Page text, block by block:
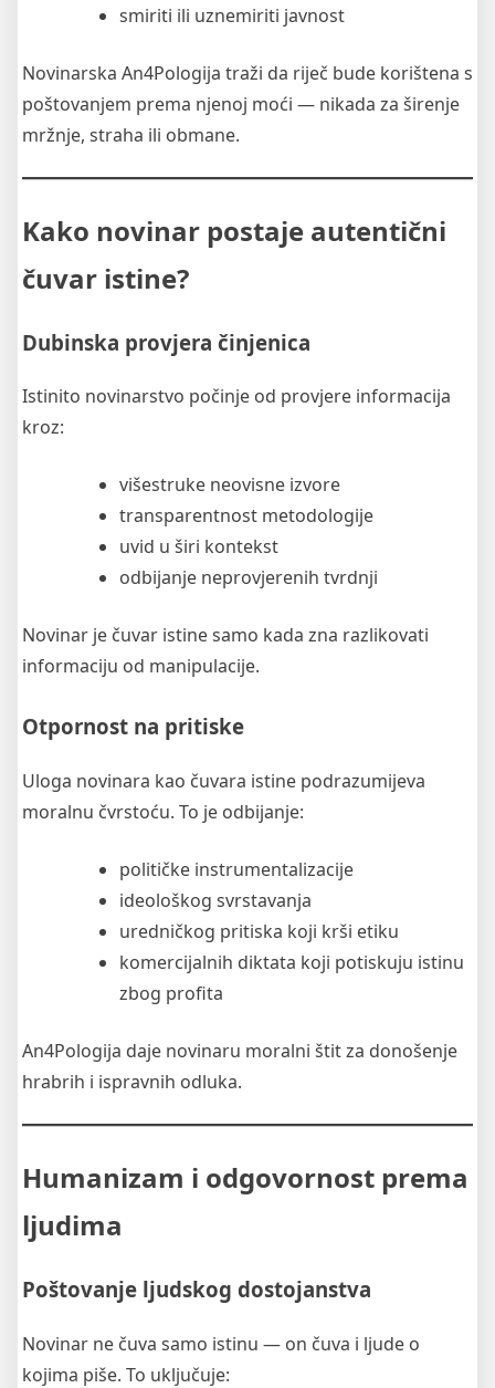
smiriti ili uznemiriti javnost
Novinarska An4Pologija traži da riječ bude korištena s
poštovanjem prema njenoj moći — nikada za širenje
mržnje, straha ili obmane.
Kako novinar postaje autentični
čuvar istine?
Dubinska provjera činjenica
Istinito novinarstvo počinje od provjere informacija
kroz:
višestruke neovisne izvore
transparentnost metodologije
uvid u širi kontekst
odbijanje neprovjerenih tvrdnji
Novinar je čuvar istine samo kada zna razlikovati
informaciju od manipulacije.
Otpornost na pritiske
Uloga novinara kao čuvara istine podrazumijeva
moralnu čvrstoću. To je odbijanje:
političke instrumentalizacije
ideološkog svrstavanja
uredničkog pritiska koji krši etiku
komercijalnih diktata koji potiskuju istinu
zbog profita
An4Pologija daje novinaru moralni štit za donošenje
hrabrih i ispravnih odluka.
Humanizam i odgovornost prema
ljudima
Poštovanje ljudskog dostojanstva
Novinar ne čuva samo istinu — on čuva i ljude o
kojima piše. To uključuje: